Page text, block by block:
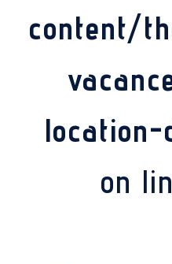
content/
location-
on